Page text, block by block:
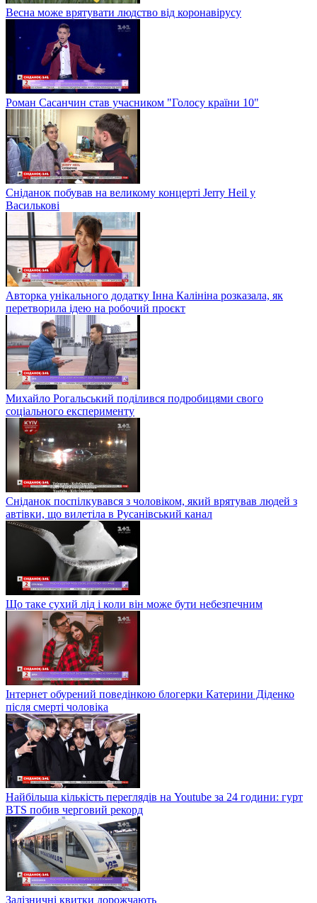
Весна може врятувати людство від коронавірусу
Роман Сасанчин став учасником "Голосу країни 10"
Сніданок побував на великому концерті Jerry Heil у
Василькові
Авторка унікального додатку Інна Калініна розказала, як
перетворила ідею на робочий проєкт
Михайло Рогальський поділився подробицями свого
соціального експерименту
Сніданок поспілкувався з чоловіком, який врятував людей з
автівки, що вилетіла в Русанівський канал
Що таке сухий лід і коли він може бути небезпечним
Інтернет обурений поведінкою блогерки Катерини Діденко
після смерті чоловіка
Найбільша кількість переглядів на Youtube за 24 години: гурт
BTS побив черговий рекорд
Залізничні квитки дорожчають